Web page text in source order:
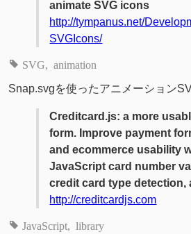
animate SVG icons
http://tympanus.net/
SVGIcons/
SVG animation
Snap.svgを使ったアニメーション
Creditcard.js: a more
form. Improve payment
and ecommerce usability
JavaScript card number
credit card type detection,
http://creditcardjs.com
JavaScript library